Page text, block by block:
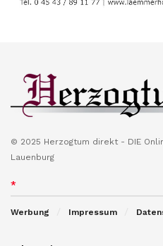
© 2025 Herzogtum direkt - DIE
Lauenburg
*
Werbung Impressum